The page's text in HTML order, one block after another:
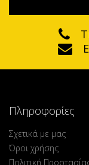
Πληροφορίες
Σχετικά με μας
Όροι χρήσης
Πολιτική